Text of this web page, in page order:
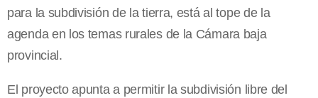
para la subdivisión de la tierra, está al tope de la
agenda en los temas rurales de la Cámara baja
provincial.
El proyecto apunta a permitir la subdivisión libre del